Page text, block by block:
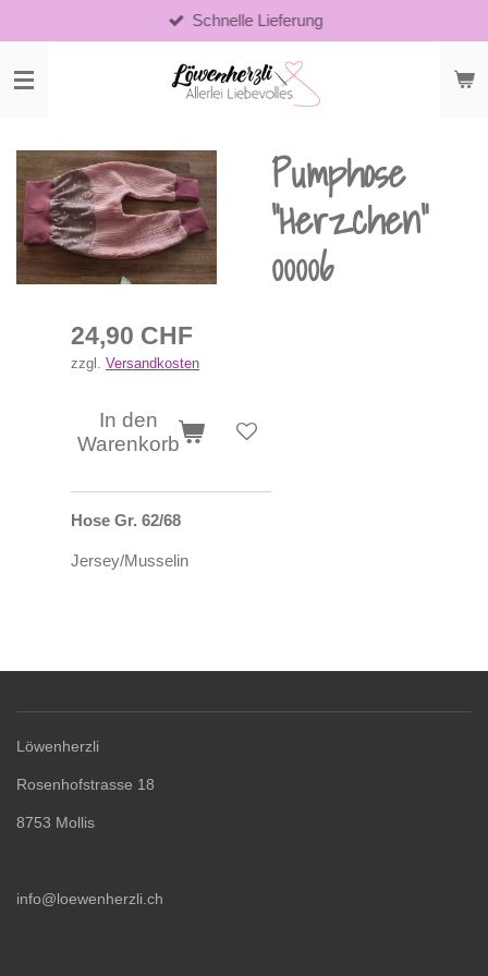
Hauptinhalt
springen
Schnelle Lieferung
Pumphose
"Herzchen"
00006
24,90 CHF
zzgl. Versandkosten
In den
Warenkorb
Hose Gr. 62/68
Jersey/Musselin
Löwenherzli
Rosenhofstrasse 18
8753 Mollis
info@loewenherzli.ch